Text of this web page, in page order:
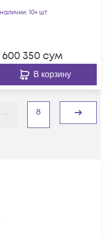
: 10+ шт
600 350 сум
В корзину
... 8
Дальше